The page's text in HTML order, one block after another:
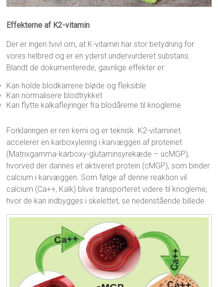
Effekterne af K2-vitamin
Der er ingen tvivl om, at K-vitamin har stor betydning for
vores helbred og er en yderst undervurderet substans.
Blandt de dokumenterede, gavnlige effekter er:
Kan holde blodkarrene bløde og fleksible
Kan normalisere blodtrykket
Kan flytte kalkaflejringer fra blodårerne til knoglerne
Forklaringen er ren kemi og er teknisk. K2-vitaminet
accelerer en karboxylering i karvæggen af proteinet
(Matrixgamma-karboxy-glutaminsyrekæde – ucMGP),
hvorved der dannes et aktiveret protein (cMGP), som binder
calcium i karvæggen. Som følge af denne reaktion vil
calcium (Ca++, Kalk) blive transporteret videre til knoglerne,
hvor de kan indbygges i skelettet, se nedenstående billede